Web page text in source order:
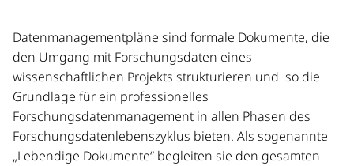
Datenmanagementpläne sind formale Dokumente, die
den Umgang mit Forschungsdaten eines
wissenschaftlichen Projekts strukturieren und so die
Grundlage für ein professionelles
Forschungsdatenmanagement in allen Phasen des
Forschungsdatenlebenszyklus bieten. Als sogenannte
„Lebendige Dokumente“ begleiten sie den gesamten